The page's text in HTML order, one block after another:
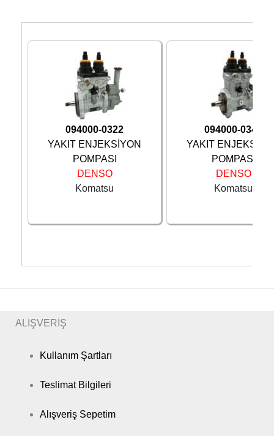
094000-0322
YAKIT ENJEKSİYON
POMPASI
DENSO
Komatsu
094000-0342
YAKIT
POMPASI
DENSO
Komatsu
ALIŞVERİŞ
Kullanım Şartları
Teslimat Bilgileri
Alışveriş Sepetim